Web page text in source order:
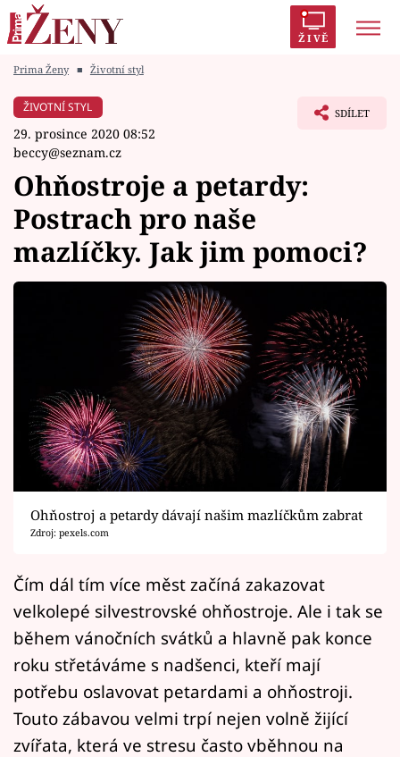
ŽIVĚ
Módní alarm
Témata
Celebrity
Horoskopy
Sledujte prima+
Filmový festival Karlovy Vary
Pořady
Mámy sobě
Přihlášení
Sledujte nás
Prima Ženy ■ Životní styl
ŽIVOTNÍ STYL
29. prosince 2020 08:52
beccy@seznam.cz
SDÍLET
Ohňostroje a petardy:
Postrach pro naše
mazlíčky. Jak jim pomoci?
Ohňostroj a petardy dávají našim mazlíčkům zabrat
Zdroj: pexels.com
Čím dál tím více měst začíná zakazovat
velkolepé silvestrovské ohňostroje. Ale i tak se
během vánočních svátků a hlavně pak konce
roku střetáváme s nadšenci, kteří mají
potřebu oslavovat petardami a ohňostroji.
Touto zábavou velmi trpí nejen volně žijící
zvířata, která ve stresu často vběhnou na